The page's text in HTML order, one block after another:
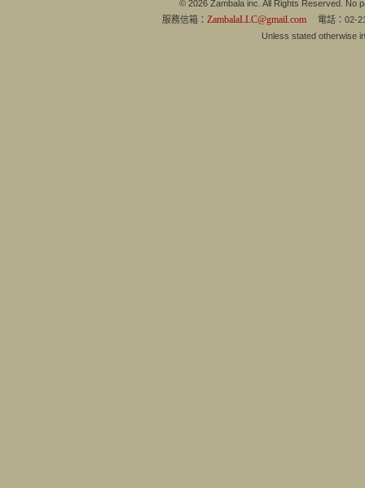
© 2026 Zambala inc. All Rights Reserved. No
服務信箱： ZambalaLLC@gmail.com 電話：02-
Unless stated